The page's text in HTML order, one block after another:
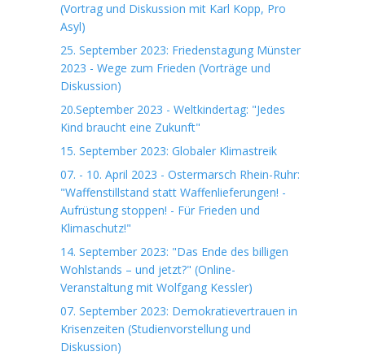
(Vortrag und Diskussion mit Karl Kopp, Pro
Asyl)
25. September 2023: Friedenstagung Münster
2023 - Wege zum Frieden (Vorträge und
Diskussion)
20.September 2023 - Weltkindertag: "Jedes
Kind braucht eine Zukunft"
15. September 2023: Globaler Klimastreik
07. - 10. April 2023 - Ostermarsch Rhein-Ruhr:
"Waffenstillstand statt Waffenlieferungen! -
Aufrüstung stoppen! - Für Frieden und
Klimaschutz!"
14. September 2023: "Das Ende des billigen
Wohlstands – und jetzt?" (Online-
Veranstaltung mit Wolfgang Kessler)
07. September 2023: Demokratievertrauen in
Krisenzeiten (Studienvorstellung und
Diskussion)